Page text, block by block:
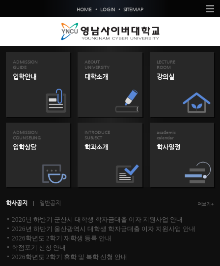
HOME • LOGIN • SITEMAP
ADMISSION
GUIDE
입학안내
ABOUT
UNIVERSITY
대학소개
LECTURE
ROOM
강의실
ADMISSION
COUNSELING
입학상담
INTRODUCE
SUBJECT
학과소개
academic
calendar
학사일정
학사공지 일반공지 더보기+
2026년 하반기 군산시 대학생 학자금대출 이자 지원사업 안내
2026년 하반기 울산광역시 대학생 학자금대출 이자 지원사업 안내
2026학년도 2학기 재학생 등록 안내
학점포기 신청 안내
2026학년도 2학기 휴학 및 복학 신청 안내